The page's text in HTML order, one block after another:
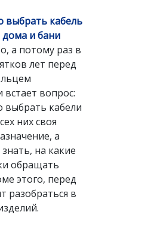
выбрать кабель
и бани
а потому раз в
лет перед
вопрос:
выбрать кабели
них своя
а
на какие
обращать
этого, перед
разобраться в